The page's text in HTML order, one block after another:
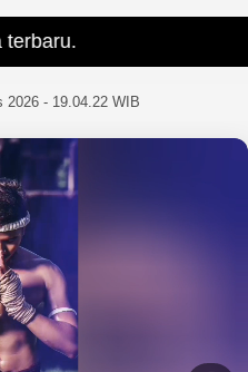
2026 - 19.04.23 WIB